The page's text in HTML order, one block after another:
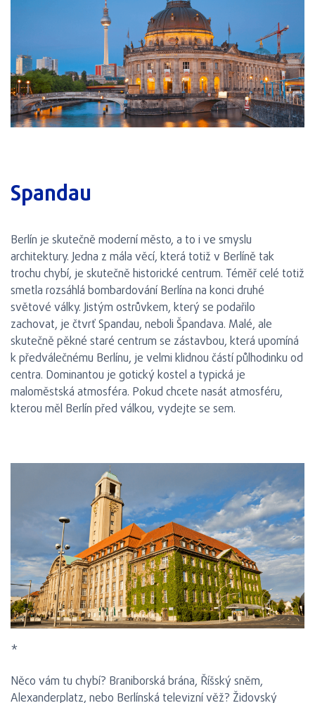
Spandau
Berlín je skutečně moderní město, a to i ve smyslu
architektury. Jedna z mála věcí, která totiž v Berlíně tak
trochu chybí, je skutečně historické centrum. Téměř celé totiž
smetla rozsáhlá bombardování Berlína na konci druhé
světové války. Jistým ostrůvkem, který se podařilo
zachovat, je čtvrť Spandau, neboli Špandava. Malé, ale
skutečně pěkné staré centrum se zástavbou, která upomíná
k předválečnému Berlínu, je velmi klidnou částí půlhodinku od
centra. Dominantou je gotický kostel a typická je
maloměstská atmosféra. Pokud chcete nasát atmosféru,
kterou měl Berlín před válkou, vydejte se sem.
*
Něco vám tu chybí? Braniborská brána, Říšský sněm,
Alexanderplatz, nebo Berlínská televizní věž? Židovský